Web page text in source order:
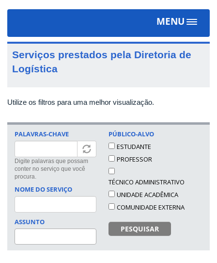
MENU
Toggle
Serviços prestados pela Diretoria de
Logística
Utilize os filtros para uma melhor visualização.
PALAVRAS-CHAVE
Digite palavras que possam
conter no serviço que você
procura.
NOME DO SERVIÇO
ASSUNTO
PÚBLICO-ALVO
ESTUDANTE
PROFESSOR
TÉCNICO ADMINISTRATIVO
UNIDADE ACADÊMICA
COMUNIDADE EXTERNA
PESQUISAR